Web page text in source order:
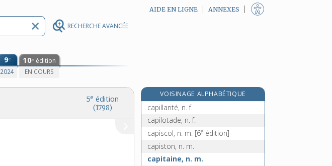
RECHERCHE AVANCÉE
AIDE EN LIGNE ANNEXES
9e
2024
10e édition
EN COURS
5e édition
(1798)
VOISINAGE ALPHABÉTIQUE
capillarite, n. f.
capillarité, n. f.
capilotade, n. f.
capiscol, n. m. [6e édition]
capiston, n. m.
capitaine, n. m.